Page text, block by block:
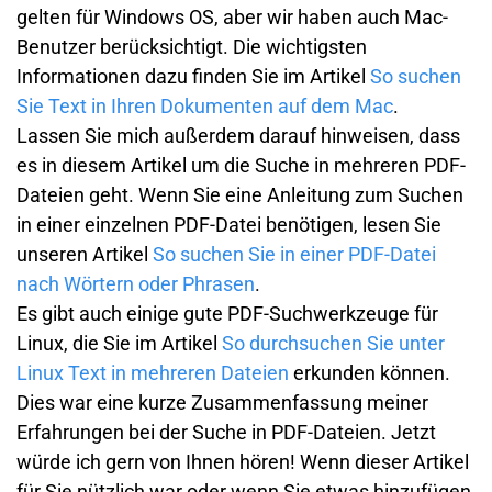
gelten für Windows OS, aber wir haben auch Mac-
Benutzer berücksichtigt. Die wichtigsten
Informationen dazu finden Sie im Artikel So suchen
Sie Text in Ihren Dokumenten auf dem Mac.
Lassen Sie mich außerdem darauf hinweisen, dass
es in diesem Artikel um die Suche in mehreren PDF-
Dateien geht. Wenn Sie eine Anleitung zum Suchen
in einer einzelnen PDF-Datei benötigen, lesen Sie
unseren Artikel So suchen Sie in einer PDF-Datei
nach Wörtern oder Phrasen.
Es gibt auch einige gute PDF-Suchwerkzeuge für
Linux, die Sie im Artikel So durchsuchen Sie unter
Linux Text in mehreren Dateien erkunden können.
Dies war eine kurze Zusammenfassung meiner
Erfahrungen bei der Suche in PDF-Dateien. Jetzt
würde ich gern von Ihnen hören! Wenn dieser Artikel